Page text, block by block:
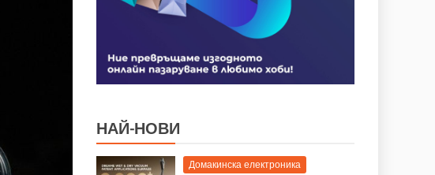
НАЙ-НОВИ
Домакинска електроника